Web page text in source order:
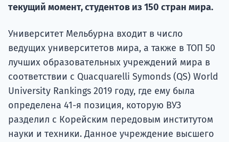
текущий момент, студентов из 150 стран мира.
Университет Мельбурна входит в число
ведущих университетов мира, а также в ТОП 50
лучших образовательных учреждений мира в
соответствии с Quacquarelli Symonds (QS) World
University Rankings 2019 году, где ему была
определена 41-я позиция, которую ВУЗ
разделил с Корейским передовым институтом
науки и техники. Данное учреждение высшего